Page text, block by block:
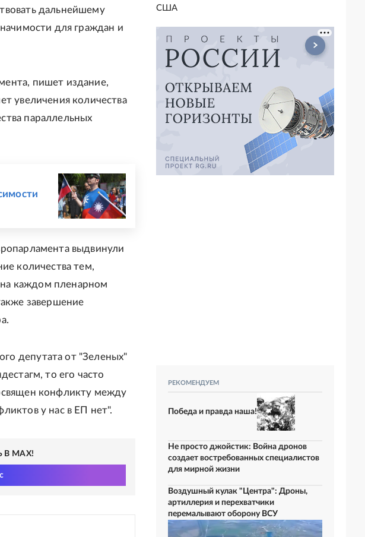
дальнейшему
для граждан и
пишет издание,
увеличения количества
параллельных
выдвинули
количества тем,
каждом пленарном
завершение
депутата от "Зеленых"
то его часто
конфликту между
у нас в ЕП нет".
MAX!
США
РЕКОМЕНДУЕМ
Победа и правда наша!
Не просто джойстик: Война дронов
создает востребованных специалистов
для мирной жизни
Воздушный кулак "Центра": Дроны,
артиллерия и перехватчики
перемалывают оборону ВСУ